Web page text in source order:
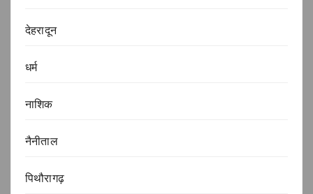
देहरादून
धर्म
नाशिक
नैनीताल
पिथौरागढ़